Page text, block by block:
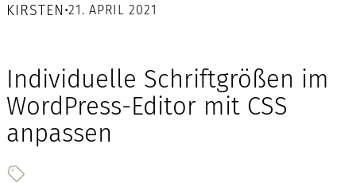
KIRSTEN•21. APRIL 2021
Individuelle Schriftgrößen im
WordPress-Editor mit CSS
anpassen